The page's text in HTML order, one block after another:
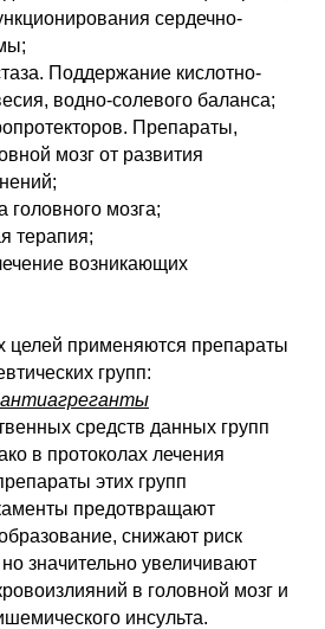
сердечно-
Поддержание кислотно-
водно-солевого баланса;
Препараты,
мозг от развития
мозга;
терапия;
возникающих
целей применяются препараты
групп:
средств данных групп
в протоколах лечения
этих групп
предотвращают
снижают риск
значительно увеличивают
в головной мозг и
инсульта.